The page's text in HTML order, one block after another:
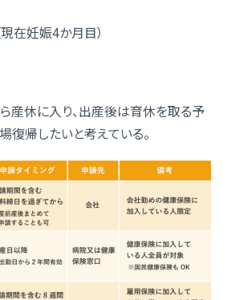
在妊娠4か月目）
産休に入り、出産後は育休を取る予
復帰したいと考えている。